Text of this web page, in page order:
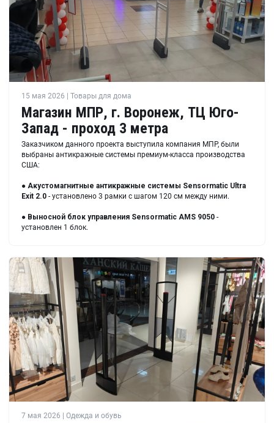
15 мая 2026 | Товары для дома
Магазин МПР, г. Воронеж, ТЦ Юго-
Запад - проход 3 метра
Заказчиком данного проекта выступила компания МПР, были
выбраны антикражные системы премиум-класса производства
США:
● Акустомагнитные антикражные системы Sensormatic Ultra
Exit 2.0 - установлено 3 рамки с шагом 120 см между ними.
● Выносной блок управления Sensormatic AMS 9050 -
установлен 1 блок.
7 мая 2026 | Одежда и обувь